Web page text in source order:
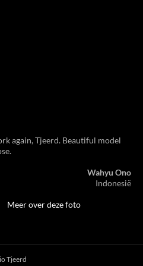
again, Tjeerd. Beautiful model
Wahyu Ono
Indonesië
Meer over deze foto
Tjeerd